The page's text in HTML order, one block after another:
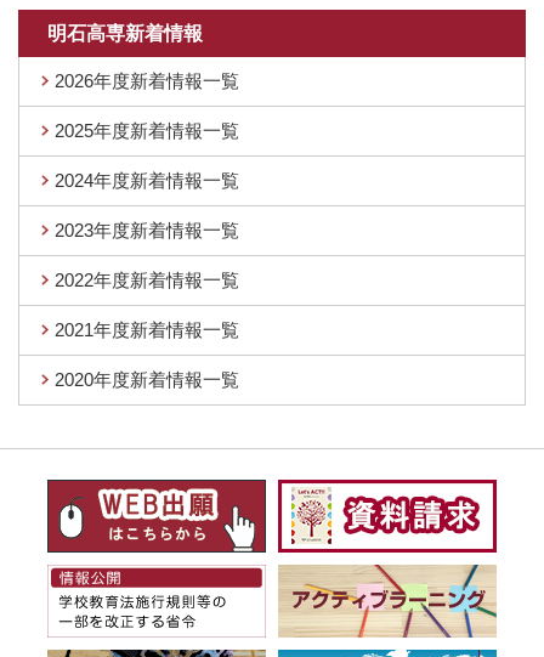
明石高専新着情報
2026年度新着情報一覧
2025年度新着情報一覧
2024年度新着情報一覧
2023年度新着情報一覧
2022年度新着情報一覧
2021年度新着情報一覧
2020年度新着情報一覧